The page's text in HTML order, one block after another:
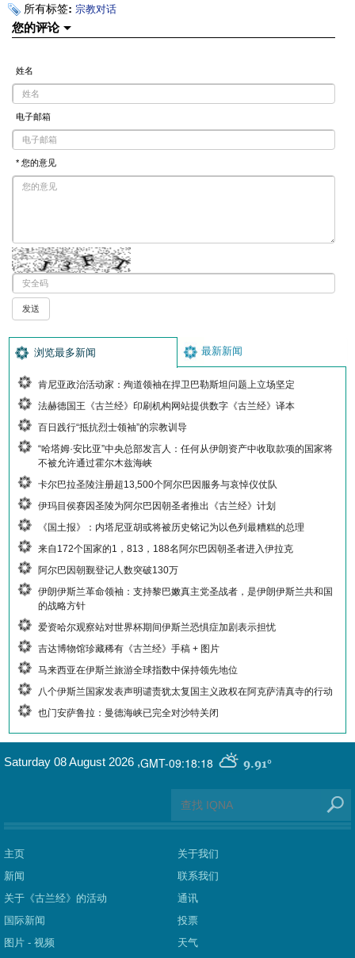
所有标签: 宗教对话
您的评论
姓名
电子邮箱
* 您的意见
浏览最多新闻 最新新闻
肯尼亚政治活动家：殉道领袖在捍卫巴勒斯坦问题上立场坚定
法赫德国王《古兰经》印刷机构网站提供数字《古兰经》译本
百日践行“抵抗烈士领袖”的宗教训导
“哈塔姆·安比亚”中央总部发言人：任何从伊朗资产中收取款项的国家将
不被允许通过霍尔木兹海峡
卡尔巴拉圣陵注册超13,500个阿尔巴因服务与哀悼仪仗队
伊玛目侯赛因圣陵为阿尔巴因朝圣者推出《古兰经》计划
《国土报》：内塔尼亚胡或将被历史铭记为以色列最糟糕的总理
来自172个国家的1，813，188名阿尔巴因朝圣者进入伊拉克
阿尔巴因朝觐登记人数突破130万
伊朗伊斯兰革命领袖：支持黎巴嫩真主党圣战者，是伊朗伊斯兰共和国
的战略方针
爱资哈尔观察站对世界杯期间伊斯兰恐惧症加剧表示担忧
吉达博物馆珍藏稀有《古兰经》手稿 + 图片
马来西亚在伊斯兰旅游全球指数中保持领先地位
八个伊斯兰国家发表声明谴责犹太复国主义政权在阿克萨清真寺的行动
也门安萨鲁拉：曼德海峡已完全对沙特关闭
GMT-09:18:18 9.91°
Saturday 08 August 2026 ,
主页
新闻
关于《古兰经》的活动
国际新闻
图片 - 视频
关于我们
联系我们
通讯
投票
天气